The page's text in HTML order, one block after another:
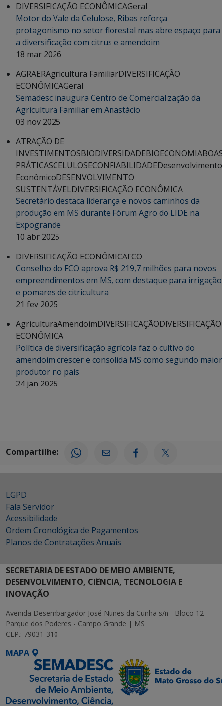
DIVERSIFICAÇÃO ECONÔMICAGeral
Motor do Vale da Celulose, Ribas reforça
protagonismo no setor florestal mas abre espaço para
a diversificação com citrus e amendoim
18 mar 2026
AGRAERAgricultura FamiliarDIVERSIFICAÇÃO
ECONÔMICAGeral
Semadesc inaugura Centro de Comercialização da
Agricultura Familiar em Anastácio
03 nov 2025
ATRAÇÃO DE
INVESTIMENTOSBIODIVERSIDADEBIOECONOMIA
PRÁTICASCELULOSECONFIABILIDADEDesenvolvimento
EconômicoDESENVOLVIMENTO
SUSTENTÁVELDIVERSIFICAÇÃO ECONÔMICA
Secretário destaca liderança e novos caminhos da
produção em MS durante Fórum Agro do LIDE na
Expogrande
10 abr 2025
DIVERSIFICAÇÃO ECONÔMICAFCO
Conselho do FCO aprova R$ 219,7 milhões para novos
empreendimentos em MS, com destaque para irrigação
e pomares de citricultura
21 fev 2025
AgriculturaAmendoimDIVERSIFICAÇÃODIVERSIFICAÇÃO
ECONÔMICA
Política de diversificação agrícola faz o cultivo do
amendoim crescer e consolida MS como segundo maior
produtor no país
24 jan 2025
Compartilhe:
LGPD
Fala Servidor
Acessibilidade
Ordem Cronológica de Pagamentos
Planos de Contratações Anuais
SECRETARIA DE ESTADO DE MEIO AMBIENTE,
DESENVOLVIMENTO, CIÊNCIA, TECNOLOGIA E
INOVAÇÃO
Avenida Desembargador José Nunes da Cunha s/n - Bloco 12
Parque dos Poderes - Campo Grande | MS
CEP.: 79031-310
MAPA